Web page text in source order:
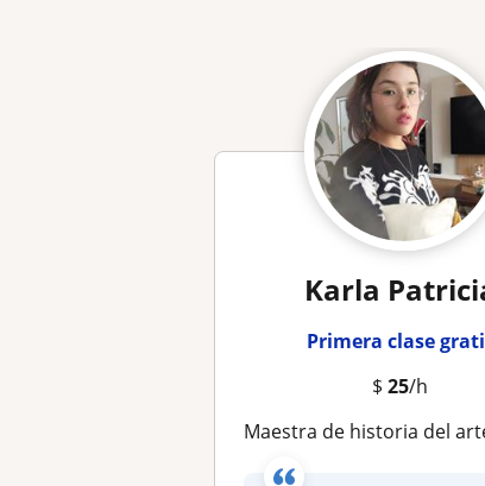
Karla
Primera clase
$25/h
Maestra de historia del arte universal, de México y de